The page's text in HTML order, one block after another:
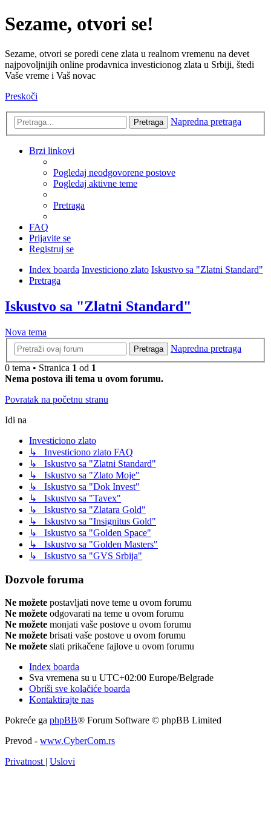
Sezame, otvori se!
Sezame, otvori se poredi cene zlata u realnom vremenu na devet
najpovoljnijih online prodavnica investicionog zlata u Srbiji, štedi
Vaše vreme i Vaš novac
Preskoči
Pretraga Napredna pretraga
Brzi linkovi
Pogledaj neodgovorene postove
Pogledaj aktivne teme
Pretraga
FAQ
Prijavite se
Registruj se
Index boarda Investiciono zlato Iskustvo sa "Zlatni Standard"
Pretraga
Iskustvo sa "Zlatni Standard"
Nova tema
Pretraga
Napredna pretraga
0 tema • Stranica 1 od 1
Nema postova ili tema u ovom forumu.
Povratak na početnu stranu
Idi na
Investiciono zlato
↳ Investiciono zlato FAQ
↳ Iskustvo sa "Zlatni Standard"
↳ Iskustvo sa "Zlato Moje"
↳ Iskustvo sa "Dok Invest"
↳ Iskustvo sa "Tavex"
↳ Iskustvo sa "Zlatara Gold"
↳ Iskustvo sa "Insignitus Gold"
↳ Iskustvo sa "Golden Space"
↳ Iskustvo sa "Golden Masters"
↳ Iskustvo sa "GVS Srbija"
Dozvole foruma
Ne možete postavljati nove teme u ovom forumu
Ne možete odgovarati na teme u ovom forumu
Ne možete monjati vaše postove u ovom forumu
Ne možete brisati vaše postove u ovom forumu
Ne možete slati prikačene fajlove u ovom forumu
Index boarda
Sva vremena su u UTC+02:00 Europe/Belgrade
Obriši sve kolačiće boarda
Kontaktirajte nas
Pokreće ga phpBB® Forum Software © phpBB Limited
Prevod - www.CyberCom.rs
Privatnost | Uslovi